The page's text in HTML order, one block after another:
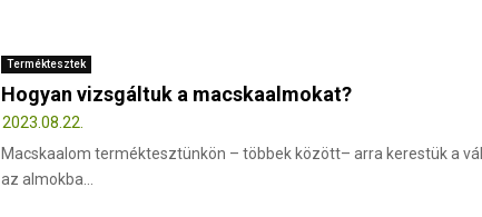
Terméktesztek
Hogyan vizsgáltuk a macskaalmokat?
2023.08.22.
Macskaalom terméktesztünkön – többek között– arra kerestük a
az almokba...